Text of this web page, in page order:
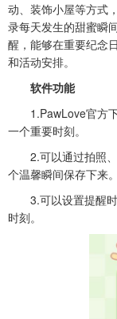
动、装饰小屋等方式
录每天发生的甜蜜瞬
醒，能够在重要纪念
和活动安排。
软件功能
1.PawLove官方下
一个重要时刻。
2.可以通过拍照、
个温馨瞬间保存下来。
3.可以设置提醒时
时刻。